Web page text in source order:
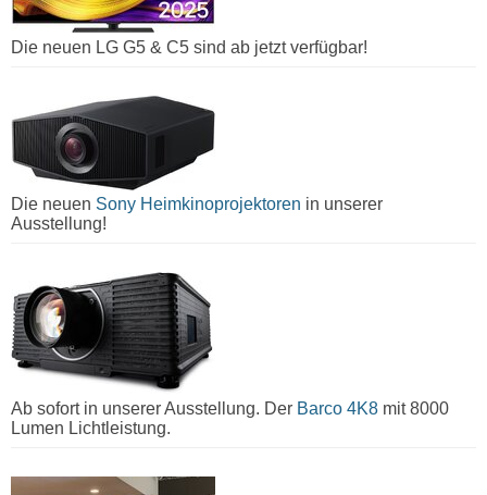
Die neuen LG G5 & C5 sind ab jetzt verfügbar!
Die neuen Sony Heimkinoprojektoren in unserer
Ausstellung!
Ab sofort in unserer Ausstellung. Der Barco 4K8 mit 8000
Lumen Lichtleistung.